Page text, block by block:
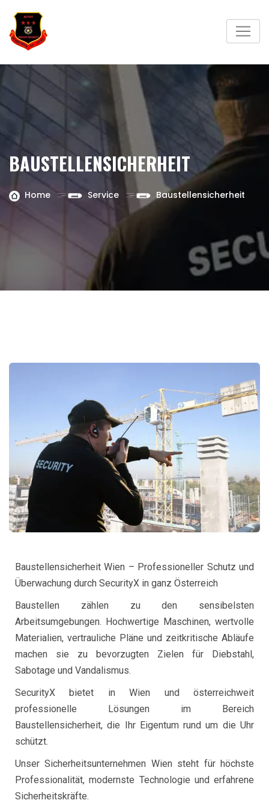
BAUSTELLENSICHERHEIT
Home Service Baustellensicherheit
Baustellensicherheit Wien – Professioneller Schutz und
Überwachung durch SecurityX in ganz Österreich
Baustellen zählen zu den sensibelsten
Arbeitsumgebungen. Hochwertige Maschinen, wertvolle
Materialien, vertrauliche Pläne und zeitkritische Abläufe
machen sie zu bevorzugten Zielen für Diebstahl,
Sabotage und Vandalismus.
SecurityX bietet in Wien und österreichweit
professionelle Lösungen im Bereich
Baustellensicherheit, die Ihr Eigentum rund um die Uhr
schützt.
Unser Sicherheitsunternehmen Wien steht für höchste
Professionalität, modernste Technologie und erfahrene
Sicherheitskräfte.